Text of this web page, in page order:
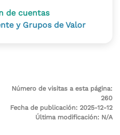
de cuentas
y Grupos de Valor
Número de visitas a esta página:
260
Fecha de publicación: 2025-12-12
Última modificación: N/A